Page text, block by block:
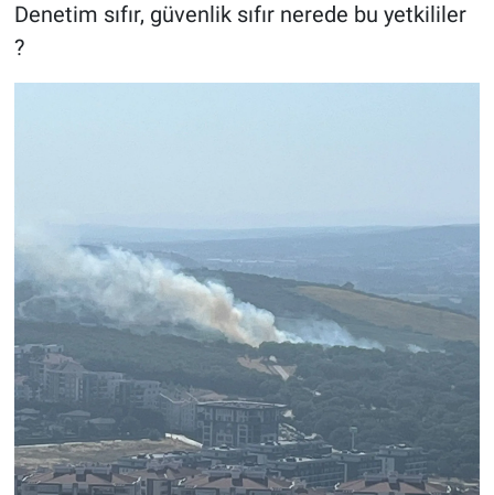
Denetim sıfır, güvenlik sıfır nerede bu yetkililer
?